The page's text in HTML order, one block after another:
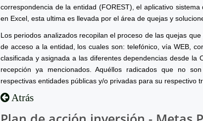
correspondencia de la entidad (FOREST), el aplicativo
en Excel, esta ultima es llevada por el área de quejas y
Los periodos analizados recopilan el proceso de las quejas
de acceso a la entidad, los cuales son: telefónico, vía WEB,
clasificada y asignada a las diferentes dependencias desde
recepción ya mencionados. Aquéllos radicados que no
respectivas entidades públicas y/o privadas para su respectivo
Atrás